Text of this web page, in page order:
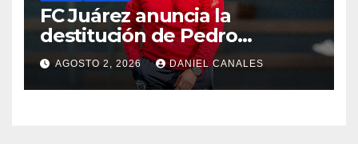
FC Juárez anuncia la
destitución de Pedro
Caixinha
AGOSTO 2, 2026 DANIEL CANALES